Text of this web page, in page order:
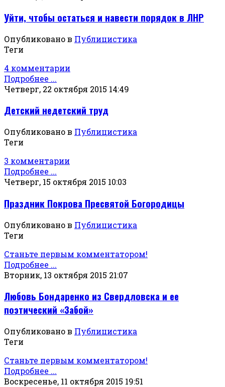
Уйти, чтобы остаться и навести порядок в ЛНР
Опубликовано в Публицистика
Теги
4 комментарии
Подробнее ...
Четверг, 22 октября 2015 14:49
Детский недетский труд
Опубликовано в Публицистика
Теги
3 комментарии
Подробнее ...
Четверг, 15 октября 2015 10:03
Праздник Покрова Пресвятой Богородицы
Опубликовано в Публицистика
Теги
Станьте первым комментатором!
Подробнее ...
Вторник, 13 октября 2015 21:07
Любовь Бондаренко из Свердловска и ее
поэтический «Забой»
Опубликовано в Публицистика
Теги
Станьте первым комментатором!
Подробнее ...
Воскресенье, 11 октября 2015 19:51